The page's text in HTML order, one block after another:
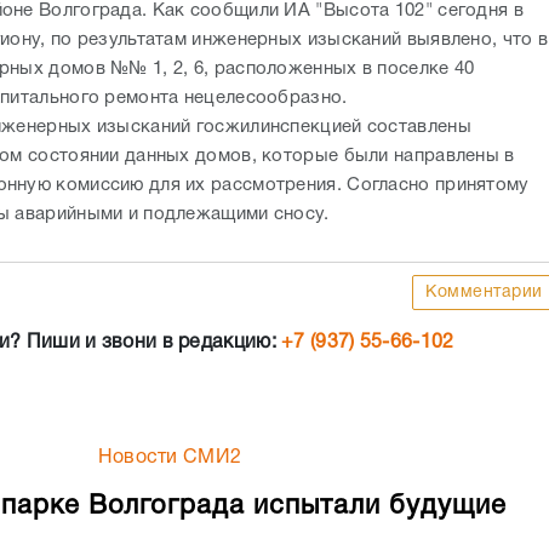
Волгограда. Как сообщили ИА "Высота 102" сегодня в
по результатам инженерных изысканий выявлено, что в
домов №№ 1, 2, 6, расположенных в поселке 40
ремонта нецелесообразно.
изысканий госжилинспекцией составлены
состоянии данных домов, которые были направлены в
комиссию для их рассмотрения. Согласно принятому
аварийными и подлежащими сносу.
Комментарии
Пиши и звони в редакцию:+7 (937) 55-66-102
Новости СМИ2
Волгограда испытали будущие